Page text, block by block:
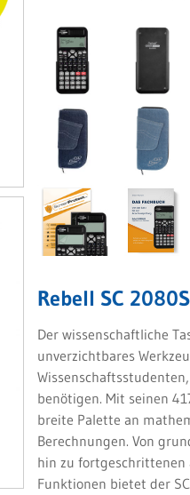
Rebell SC 2080S
Der wissenschaftliche
unverzichtbares
benötigen. Mit seinen
breite Palette an
Berechnungen. Von
hin zu
Funktionen bietet der